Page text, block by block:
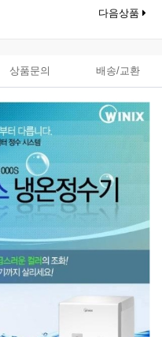
다음상품
상품문의 배송/교환